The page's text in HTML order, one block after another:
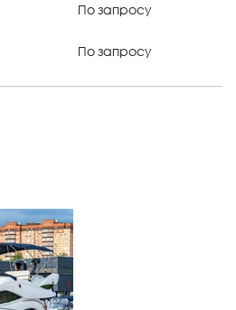
По запросу
По запросу